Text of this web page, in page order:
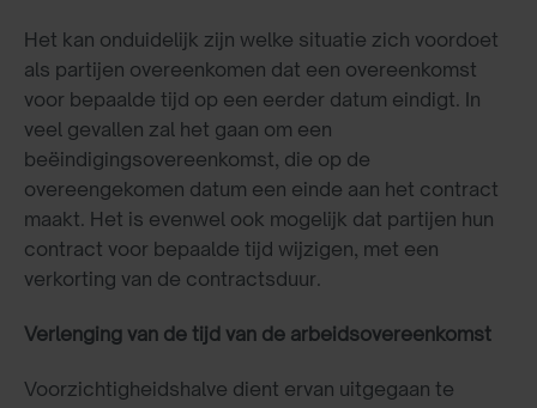
Het kan onduidelijk zijn welke situatie zich voordoet
als partijen overeenkomen dat een overeenkomst
voor bepaalde tijd op een eerder datum eindigt. In
veel gevallen zal het gaan om een
beëindigingsovereenkomst, die op de
overeengekomen datum een einde aan het contract
maakt. Het is evenwel ook mogelijk dat partijen hun
contract voor bepaalde tijd wijzigen, met een
verkorting van de contractsduur.
Verlenging van de tijd van de arbeidsovereenkomst
Voorzichtigheidshalve dient ervan uitgegaan te